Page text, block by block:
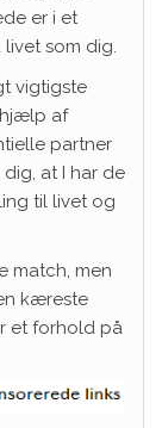
er i et
som dig.
vigtigste
af
partner
at I har de
til livet og
match, men
kæreste
et forhold på